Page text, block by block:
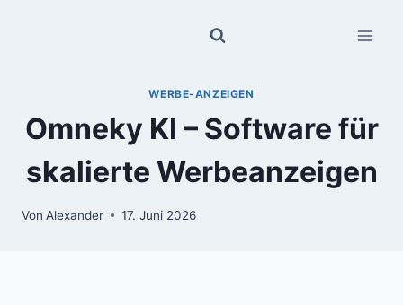
WERBE-ANZEIGEN
Omneky KI – Software für
skalierte Werbeanzeigen
Von Alexander 17. Juni 2026